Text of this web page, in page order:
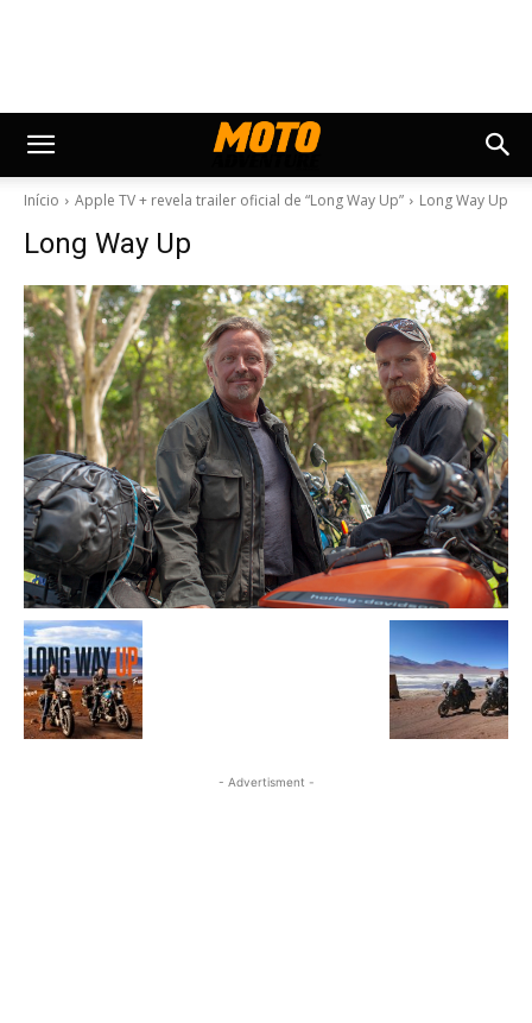
Início Apple TV + revela trailer oficial de “Long Way Up” Long Way Up
Long Way Up
- Advertisment -